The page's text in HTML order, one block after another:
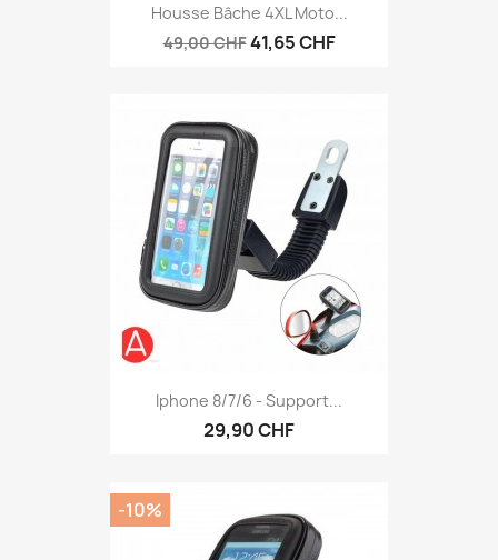
Housse Bâche 4XL Moto...
49,00 CHF41,65 CHF
Iphone 8/7/6 - Support...
29,90 CHF
-10%